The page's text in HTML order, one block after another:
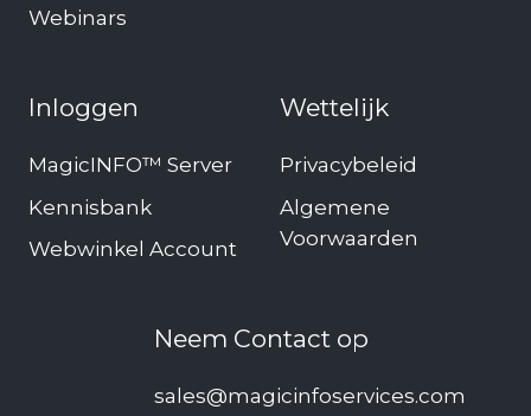
Webinars
Inloggen
MagicINFO™ Server
Kennisbank
Webwinkel Account
Wettelijk
Privacybeleid
Algemene
Voorwaarden
Neem Contact op
sales@magicinfoservices.com